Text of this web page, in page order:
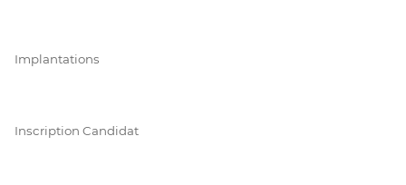
Implantations
Inscription Candidat